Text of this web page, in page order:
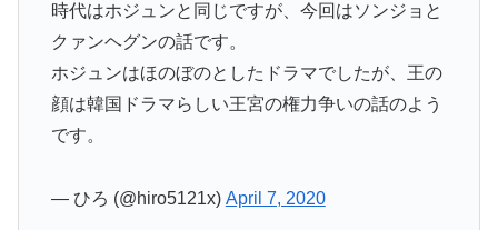
時代はホジュンと同じですが、今回はソンジョと
クァンヘグンの話です。
ホジュンはほのぼのとしたドラマでしたが、王の
顔は韓国ドラマらしい王宮の権力争いの話のよう
です。
— ひろ (@hiro5121x) April 7, 2020